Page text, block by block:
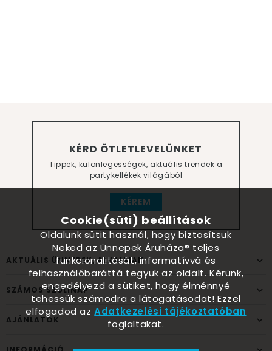
KÉRD ÖTLETLEVELÜNKET
Tippek, különlegességek, aktuális trendek a
partykellékek világából
KÉREM
AKTUÁLIS ÜNNEPEK, ALKALMAK
SZÁMOS SZÜLINAP
AJÁNLATOK
Cookie(süti) beállítások
Oldalunk sütit használ, hogy biztosítsuk
Neked az Ünnepek Áruháza® teljes
funkcionalitását, informatívvá és
felhasználóbaráttá tegyük az oldalt. Kérünk,
engedélyezd a sütiket, hogy élménnyé
tehessük számodra a látogatásodat! Ezzel
elfogadod azAdatkezelési tájékoztatóban
foglaltakat.